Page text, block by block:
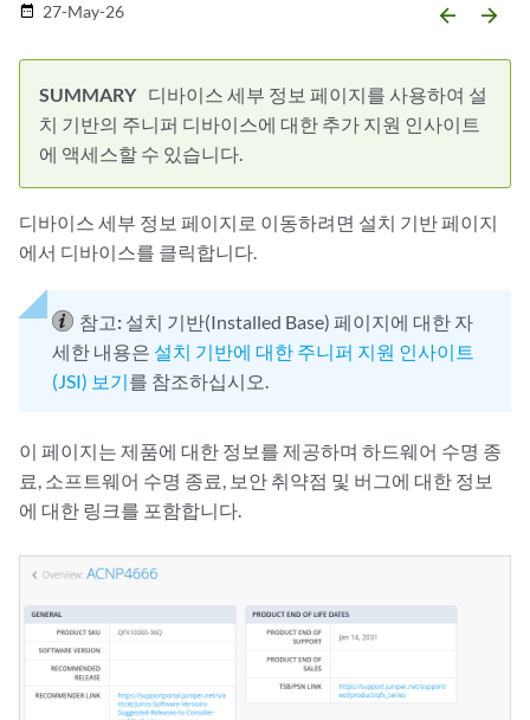
date_range 27-May-26 arrow_backward arrow_forward
디바이스 세부 정보 페이지를 사용하여 설
치 기반의 주니퍼 디바이스에 대한 추가 지원 인사이트
에 액세스할 수 있습니다.
디바이스 세부 정보 페이지로 이동하려면 설치 기반 페이지
에서 디바이스를 클릭합니다.
참고: 설치 기반(Installed Base) 페이지에 대한 자
세한 내용은 설치 기반에 대한 주니퍼 지원 인사이트
(JSI) 보기를 참조하십시오.
이 페이지는 제품에 대한 정보를 제공하며 하드웨어 수명 종
료, 소프트웨어 수명 종료, 보안 취약점 및 버그에 대한 정보
에 대한 링크를 포함합니다.